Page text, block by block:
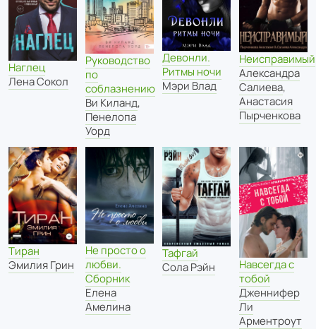
Наглец
Лена Сокол
Руководство
по
соблазнению
Ви Киланд,
Пенелопа
Уорд
Девонли.
Ритмы ночи
Мэри Влад
Неисправимый
Александра
Салиева,
Анастасия
Пырченкова
Тиран
Эмилия Грин
Не просто о
любви.
Сборник
Елена
Амелина
Тафгай
Сола Рэйн
Навсегда с
тобой
Дженнифер
Ли
Арментроут